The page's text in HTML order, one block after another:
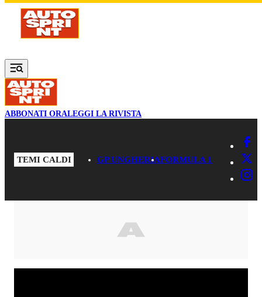
Vai al contenuto principale
ABBONATI ORALEGGI LA RIVISTA
TEMI CALDI GP UNGHERIAFORMULA 1